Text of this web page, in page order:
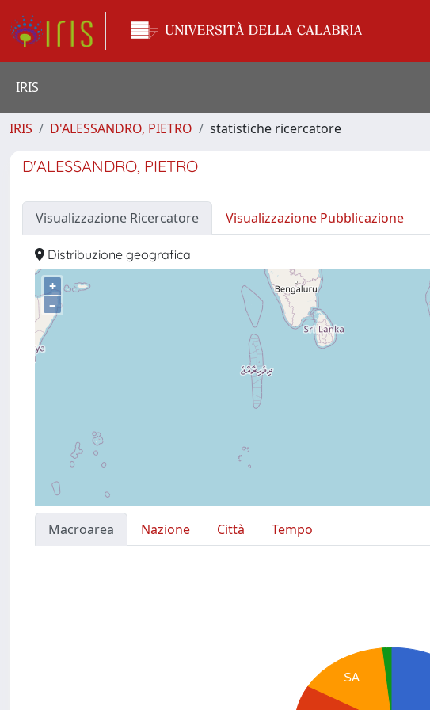
IRIS
IRIS D'ALESSANDRO, PIETRO statistiche ricercatore
D'ALESSANDRO, PIETRO
Visualizzazione Ricercatore Visualizzazione Pubblicazione
Distribuzione geografica
+
–
Macroarea Nazione Città
Tempo
SA